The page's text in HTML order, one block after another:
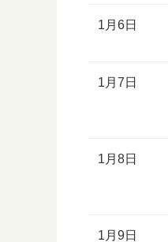
1月6日
1月7日
1月8日
1月9日